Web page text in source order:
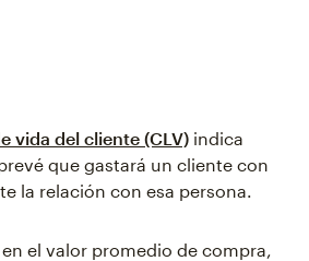
vida del cliente (CLV) indica
que gastará un cliente con
la relación con esa persona.
en el valor promedio de compra,